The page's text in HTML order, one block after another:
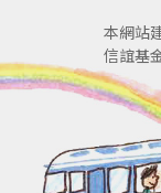
本網站
信誼基